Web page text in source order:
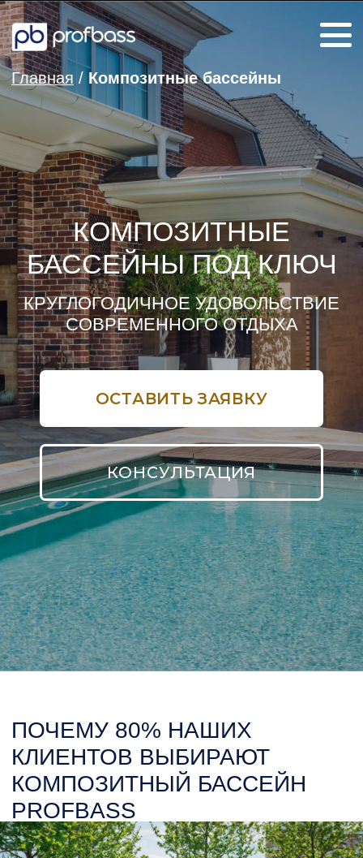
Заказать звонок
ОСТАВИТЬ ЗАЯВКУ
КОМПОЗИТНЫЕ
БАССЕЙНЫ ПОД КЛЮЧ
КРУГЛОГОДИЧНОЕ УДОВОЛЬСТВИЕ
СОВРЕМЕННОГО ОТДЫХА
КОНСУЛЬТАЦИЯ
Главная/ Композитные бассейны
ПОЧЕМУ 80% НАШИХ
КЛИЕНТОВ ВЫБИРАЮТ
КОМПОЗИТНЫЙ БАССЕЙН
PROFBASS
—наш подход отличается —
качеством, надёжностью
и профессионализмом